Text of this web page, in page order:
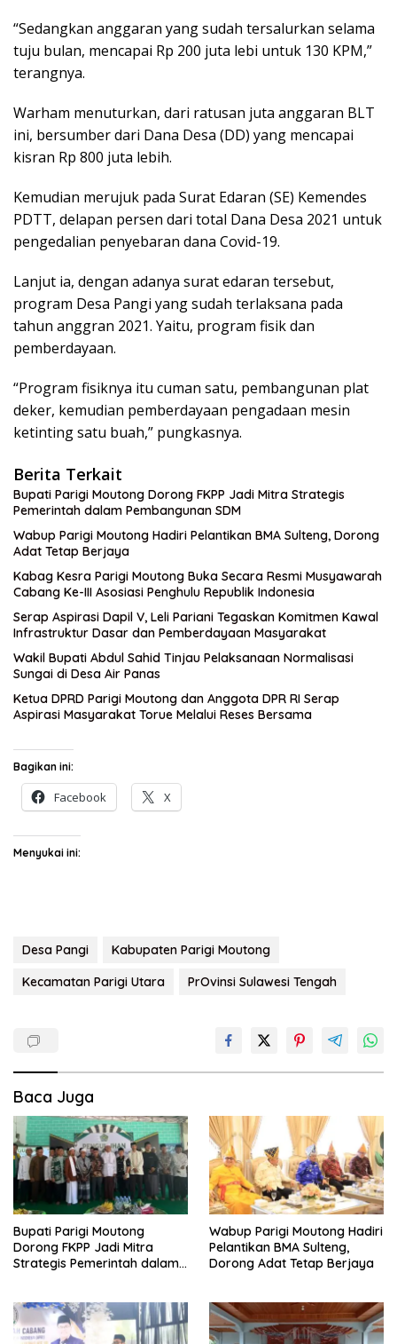
“Sedangkan anggaran yang sudah tersalurkan selama
tuju bulan, mencapai Rp 200 juta lebi untuk 130 KPM,”
terangnya.
Warham menuturkan, dari ratusan juta anggaran BLT
ini, bersumber dari Dana Desa (DD) yang mencapai
kisran Rp 800 juta lebih.
Kemudian merujuk pada Surat Edaran (SE) Kemendes
PDTT, delapan persen dari total Dana Desa 2021 untuk
pengedalian penyebaran dana Covid-19.
Lanjut ia, dengan adanya surat edaran tersebut,
program Desa Pangi yang sudah terlaksana pada
tahun anggran 2021. Yaitu, program fisik dan
pemberdayaan.
“Program fisiknya itu cuman satu, pembangunan plat
deker, kemudian pemberdayaan pengadaan mesin
ketinting satu buah,” pungkasnya.
Berita Terkait
Bupati Parigi Moutong Dorong FKPP Jadi Mitra Strategis
Pemerintah dalam Pembangunan SDM
Wabup Parigi Moutong Hadiri Pelantikan BMA Sulteng, Dorong
Adat Tetap Berjaya
Kabag Kesra Parigi Moutong Buka Secara Resmi Musyawarah
Cabang Ke-III Asosiasi Penghulu Republik Indonesia
Serap Aspirasi Dapil V, Leli Pariani Tegaskan Komitmen Kawal
Infrastruktur Dasar dan Pemberdayaan Masyarakat
Wakil Bupati Abdul Sahid Tinjau Pelaksanaan Normalisasi
Sungai di Desa Air Panas
Ketua DPRD Parigi Moutong dan Anggota DPR RI Serap
Aspirasi Masyarakat Torue Melalui Reses Bersama
Bagikan ini:
Facebook X
Menyukai ini:
Desa Pangi
Kabupaten Parigi Moutong
Kecamatan Parigi Utara
PrOvinsi Sulawesi Tengah
Baca Juga
Bupati Parigi Moutong
Dorong FKPP Jadi Mitra
Strategis Pemerintah dalam
Wabup Parigi Moutong Hadiri
Pelantikan BMA Sulteng,
Dorong Adat Tetap Berjaya